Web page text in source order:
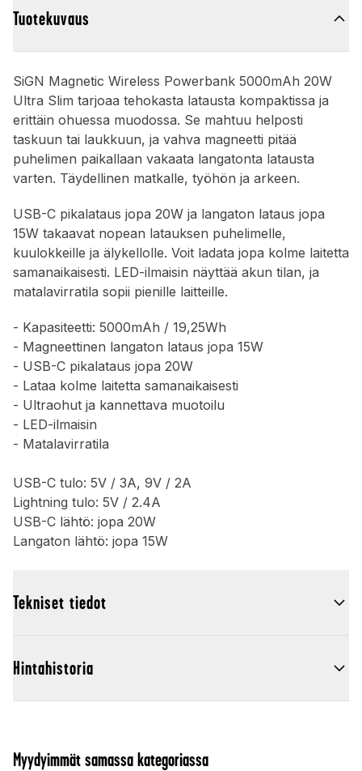
Tuotekuvaus
SiGN Magnetic Wireless Powerbank 5000mAh 20W
Ultra Slim tarjoaa tehokasta latausta kompaktissa ja
erittäin ohuessa muodossa. Se mahtuu helposti
taskuun tai laukkuun, ja vahva magneetti pitää
puhelimen paikallaan vakaata langatonta latausta
varten. Täydellinen matkalle, työhön ja arkeen.
USB-C pikalataus jopa 20W ja langaton lataus jopa
15W takaavat nopean latauksen puhelimelle,
kuulokkeille ja älykellolle. Voit ladata jopa kolme laitetta
samanaikaisesti. LED-ilmaisin näyttää akun tilan, ja
matalavirratila sopii pienille laitteille.
- Kapasiteetti: 5000mAh / 19,25Wh
- Magneettinen langaton lataus jopa 15W
- USB-C pikalataus jopa 20W
- Lataa kolme laitetta samanaikaisesti
- Ultraohut ja kannettava muotoilu
- LED-ilmaisin
- Matalavirratila
USB-C tulo: 5V / 3A, 9V / 2A
Lightning tulo: 5V / 2.4A
USB-C lähtö: jopa 20W
Langaton lähtö: jopa 15W
Tekniset tiedot
Hintahistoria
Myydyimmät samassa kategoriassa